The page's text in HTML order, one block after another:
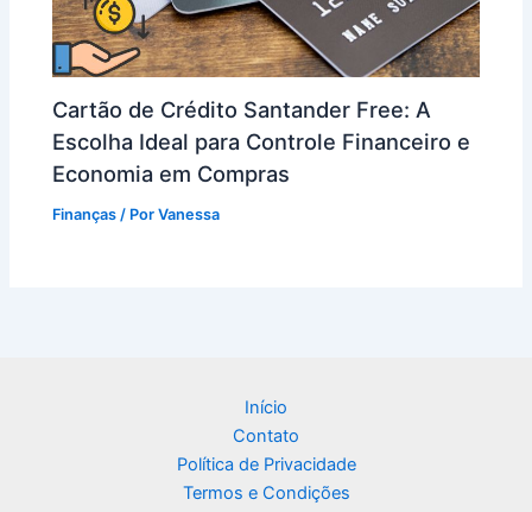
Cartão de Crédito Santander Free: A
Escolha Ideal para Controle Financeiro e
Economia em Compras
Finanças / PorVanessa
Início
Contato
Política de Privacidade
Termos e Condições